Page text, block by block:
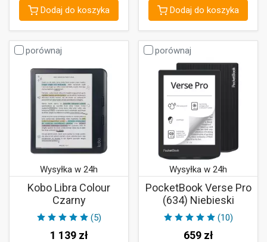
Dodaj do koszyka Dodaj do koszyka
porównaj
Wysyłka w 24h
Kobo Libra Colour
Czarny
(5)
1 139zł
porównaj
Wysyłka w 24h
PocketBook Verse Pro
(634) Niebieski
(10)
659zł